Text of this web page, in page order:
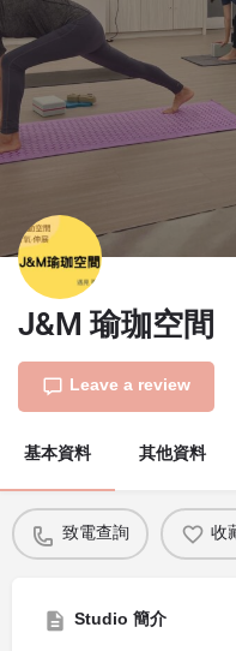
J&M 瑜珈空間
Leave a review
基本資料 其他資料
致電查詢 收
Studio 簡介